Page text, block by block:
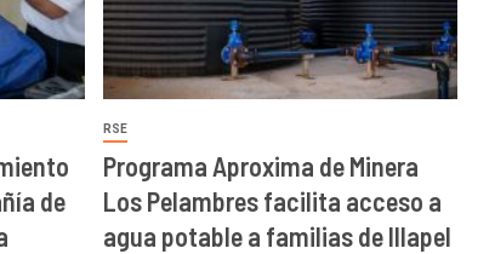
de
RSE
Programa Aproxima de Minera
Los Pelambres facilita acceso a
agua potable a familias de Illapel